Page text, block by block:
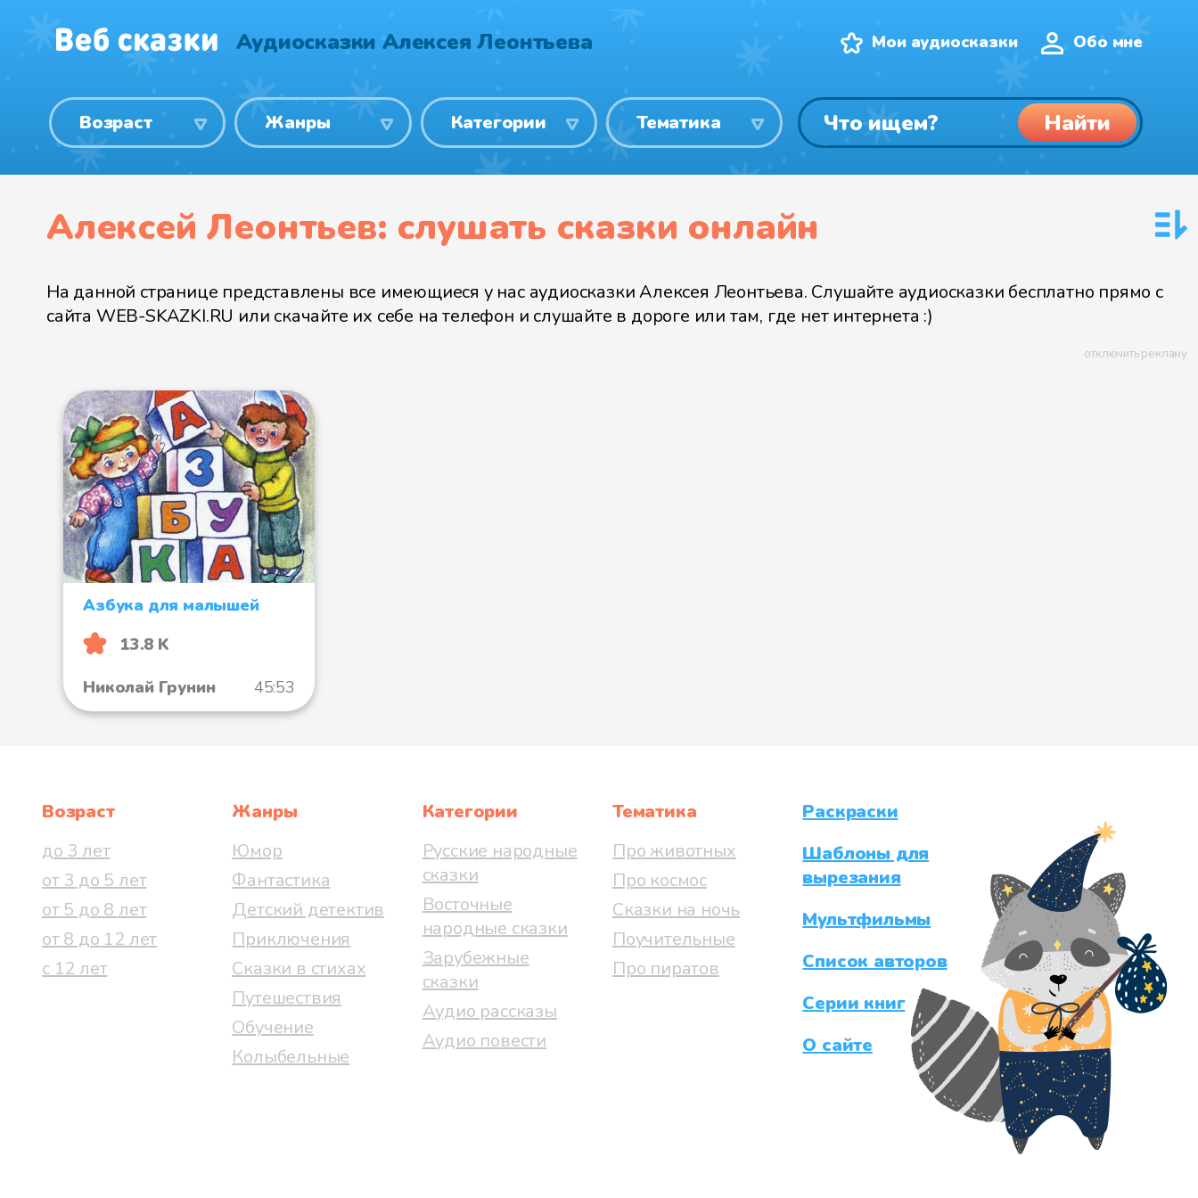
Аудиосказки Алексея Леонтьева Мои аудиосказки Обо мне
Возраст Жанры Категории Тематика Найти
Алексей Леонтьев: слушать сказки онлайн
На данной странице представлены все имеющиеся у нас аудиосказки Алексея Леонтьева. Слушайте аудиосказки бесплатно прямо с
сайта WEB-SKAZKI.RU или скачайте их себе на телефон и слушайте в дороге или там, где нет интернета :)
отключить рекламу
Азбука для малышей
13.8 K
Николай Грунин
45:53
Возраст
до 3 лет
от 3 до 5 лет
от 5 до 8 лет
от 8 до 12 лет
с 12 лет
Жанры
Юмор
Фантастика
Детский детектив
Приключения
Сказки в стихах
Путешествия
Обучение
Колыбельные
Категории
Русские народные
сказки
Восточные
народные сказки
Зарубежные
сказки
Аудио рассказы
Аудио повести
Тематика
Про животных
Про космос
Сказки на ночь
Поучительные
Про пиратов
Раскраски
Шаблоны для
вырезания
Мультфильмы
Список авторов
Серии книг
О сайте